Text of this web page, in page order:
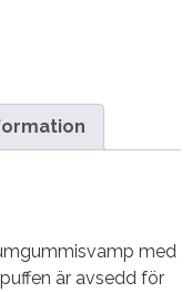
med
är avsedd för